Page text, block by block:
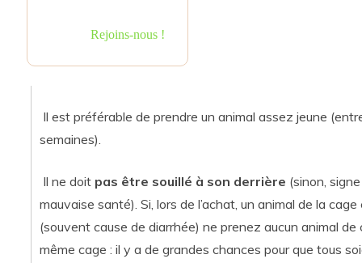
Rejoins-nous !
Il est préférable de prendre un animal assez jeune
semaines).
Il ne doit pas être souillé à son derrière (sinon,
mauvaise santé). Si, lors de l’achat, un animal de la
(souvent cause de diarrhée) ne prenez aucun animal
même cage : il y a de grandes chances pour que tous